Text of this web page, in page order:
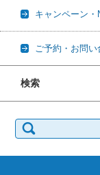
キャンペーン・
ご予約・お問い
検索
索: